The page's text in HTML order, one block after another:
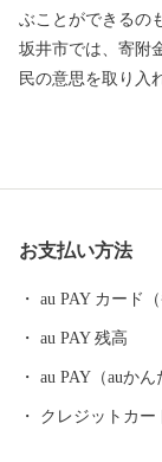
ぶことができるの
坂井市では、寄附金の使
民の意思を取り入
ふるさと”です！(
織による織マークは
景勝地「東尋坊」
れる「丸岡城」などを
お支払い方法
au PAY カード
au PAY 残高
au PAY（auか
クレジットカー